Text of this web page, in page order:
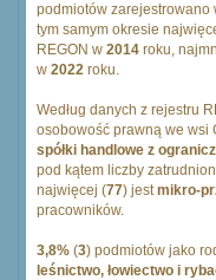
podmiotów zarejestrowano
tym samym okresie
REGON w 2014 roku,
w 2022 roku.
Według danych z rejestru
osobowość prawną we wsi
spółki handlowe z
pod kątem liczby
najwięcej (77) jestmikro-
pracowników.
3,8% (3) podmiotów jako
leśnictwo, łowiectwo i